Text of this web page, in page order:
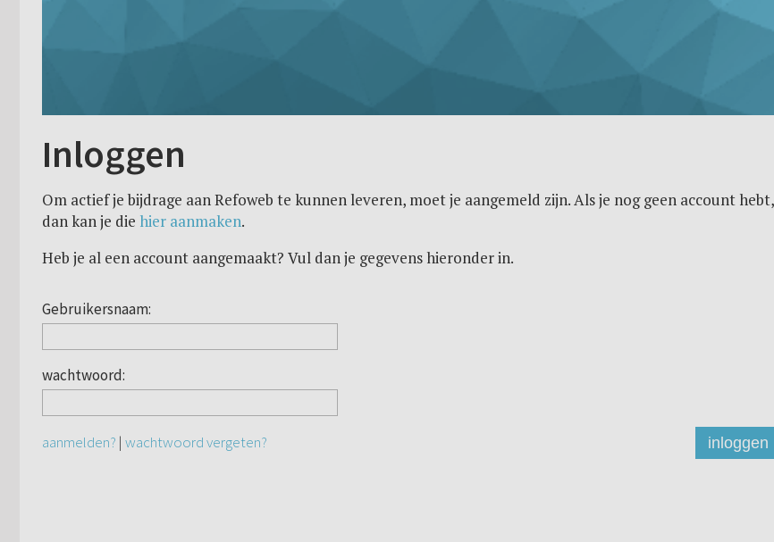
Inloggen
Om actief je bijdrage aan Refoweb te kunnen leveren, moet je aangemeld zijn. Als je nog geen account hebt,
dan kan je die hier aanmaken.
Heb je al een account aangemaakt? Vul dan je gegevens hieronder in.
Gebruikersnaam:
wachtwoord:
aanmelden? | wachtwoord vergeten? inloggen